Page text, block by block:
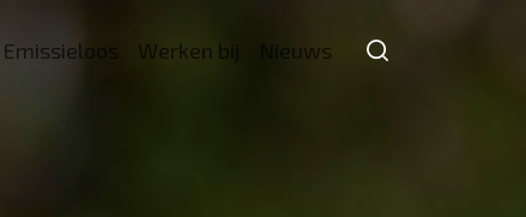
Emissieloos Werken bij Nieuws